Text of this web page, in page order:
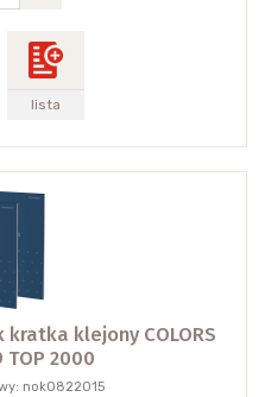
lista
klejony COLORS
TOP 2000
nok0822015